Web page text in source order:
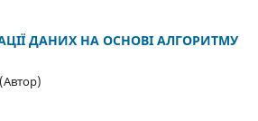
ДАНИХ НА ОСНОВІ АЛГОРИТМУ